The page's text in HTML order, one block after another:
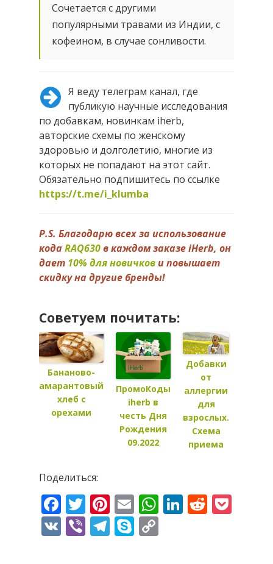
Сочетается с другими
популярными травами из Индии, с
кофеином, в случае сонливости.
Я веду телеграм канал, где
публикую научные исследования
по добавкам, новинкам iherb,
авторские схемы по женскому
здоровью и долголетию, многие из
которых не попадают на этот сайт.
Обязательно подпишитесь по ссылке
https://t.me/i_klumba
P.S. Благодарю всех за использование
кодаRAQ630в каждом заказе iHerb, он
дает 10% для новичков и повышает
скидку на другие бренды!
Советуем почитать:
Бананово-
амарантовый
хлеб с
орехами
ПромоКоды
iherb в
честь Дня
Рождения
09.2022
Добавки
от
аллергии
для
взрослых.
Схема
приема
Поделиться:
Facebook
Twitter
Pinterest
EmailWhatsApp
LinkedIn
Reddit
VK ViberTelegram
Skype